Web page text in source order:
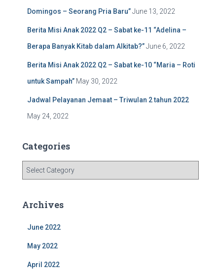
Domingos – Seorang Pria Baru”June 13, 2022
Berita Misi Anak 2022 Q2 – Sabat ke-11 “Adelina –
Berapa Banyak Kitab dalam Alkitab?”June 6, 2022
Berita Misi Anak 2022 Q2 – Sabat ke-10 “Maria – Roti
untuk Sampah” May 30, 2022
Jadwal Pelayanan Jemaat – Triwulan 2 tahun 2022
May 24, 2022
Categories
gArchives
June 2022
May 2022
April 2022